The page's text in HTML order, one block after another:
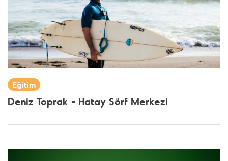
Eğitim
Deniz Toprak - Hatay Sörf Merkezi